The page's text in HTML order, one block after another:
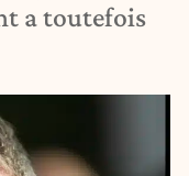
a toutefois